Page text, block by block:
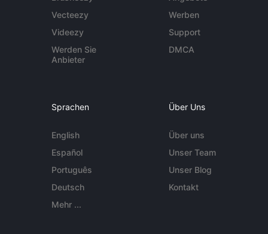
Vecteezy
Videezy
Werden Sie
Anbieter
Werben
Support
DMCA
Sprachen
English
Español
Português
Deutsch
Mehr ...
Über Uns
Über uns
Unser Team
Unser Blog
Kontakt